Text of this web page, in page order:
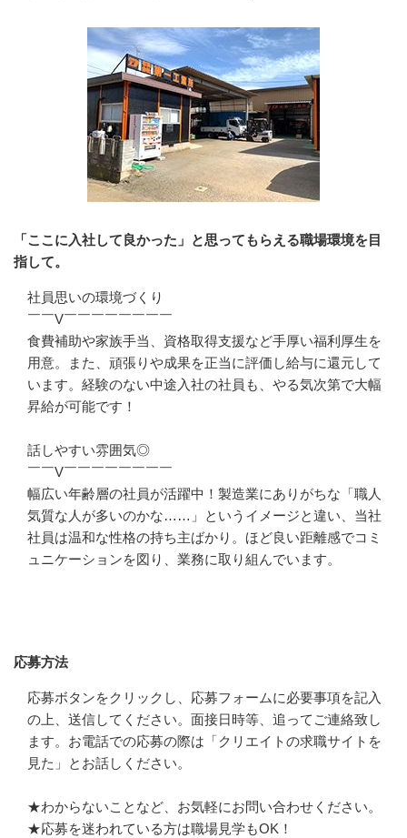
「ここに入社して良かった」と思ってもらえる職場環境を目
指して。
社員思いの環境づくり
￣￣V￣￣￣￣￣￣￣￣
食費補助や家族手当、資格取得支援など手厚い福利厚生を
用意。また、頑張りや成果を正当に評価し給与に還元して
います。経験のない中途入社の社員も、やる気次第で大幅
昇給が可能です！
話しやすい雰囲気◎
￣￣V￣￣￣￣￣￣￣￣
幅広い年齢層の社員が活躍中！製造業にありがちな「職人
気質な人が多いのかな……」というイメージと違い、当社
社員は温和な性格の持ち主ばかり。ほど良い距離感でコミ
ュニケーションを図り、業務に取り組んでいます。
応募方法
応募ボタンをクリックし、応募フォームに必要事項を記入
の上、送信してください。面接日時等、追ってご連絡致し
ます。お電話での応募の際は「クリエイトの求職サイトを
見た」とお話しください。
★わからないことなど、お気軽にお問い合わせください。
★応募を迷われている方は職場見学もOK！